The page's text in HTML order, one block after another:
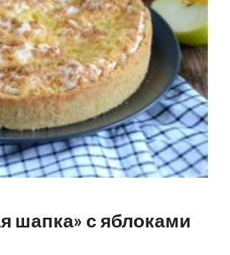
шапка» с яблоками